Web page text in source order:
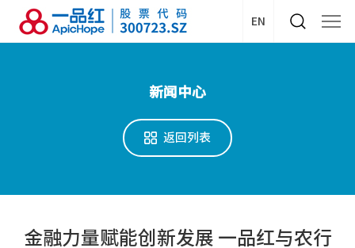
EN
新闻中心
返回列表
金融力量赋能创新发展 一品红与农行